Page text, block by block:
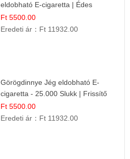
eldobható E-cigaretta | Édes
Desszert Íz
Ft 5500.00
Eredeti ár： Ft 11932.00
Görögdinnye Jég eldobható E-
cigaretta - 25.000 Slukk | Frissítő
Nyári Íz
Ft 5500.00
Eredeti ár： Ft 11932.00